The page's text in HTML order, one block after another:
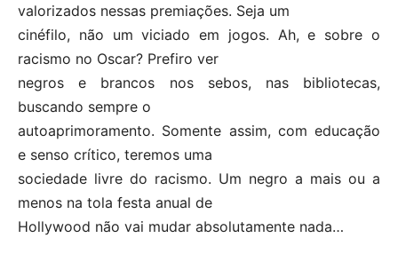
valorizados nessas premiações. Seja um
cinéfilo, não um viciado em jogos. Ah, e sobre o
racismo no Oscar? Prefiro ver
negros e brancos nos sebos, nas bibliotecas,
buscando sempre o
autoaprimoramento. Somente assim, com educação
e senso crítico, teremos uma
sociedade livre do racismo. Um negro a mais ou a
menos na tola festa anual de
Hollywood não vai mudar absolutamente nada…